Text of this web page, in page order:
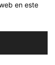
en este